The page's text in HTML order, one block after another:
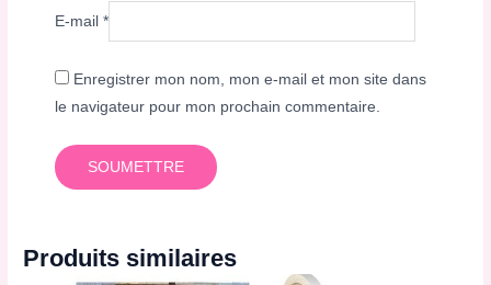
E-mail*
Enregistrer mon nom, mon e-mail et mon site dans
le navigateur pour mon prochain commentaire.
Produits similaires